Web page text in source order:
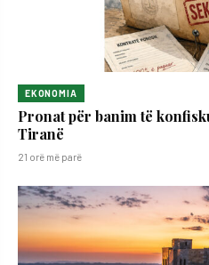
EKONOMIA
Pronat për banim të
Tiranë
21 orë më parë